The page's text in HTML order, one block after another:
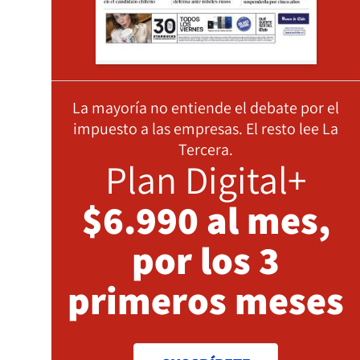
La mayoría no entiende el debate por el
impuesto a las empresas. El resto lee La
Tercera.
Plan Digital+
$6.990 al mes,
por los 3
primeros meses